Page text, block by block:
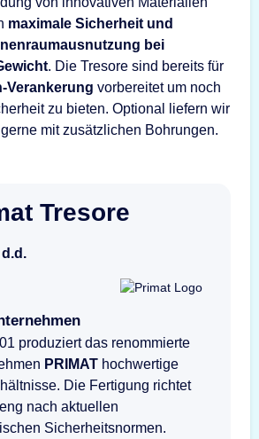
maximale Sicherheit und
bei
. Die Tresore sind bereits für
Verankerung vorbereitet um noch
zu bieten. Optional liefern wir
mit zusätzlichen Bohrungen.
Tresore
d.d.
produziert das renommierte
PRIMAT hochwertige
Die Fertigung richtet
nach aktuellen
Sicherheitsnormen.